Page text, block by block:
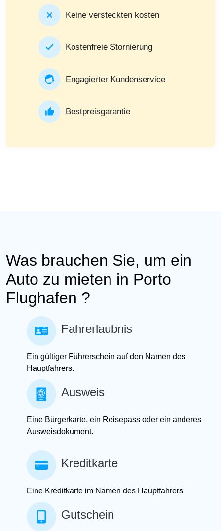
Keine versteckten kosten
Kostenfreie Stornierung
Engagierter Kundenservice
Bestpreisgarantie
Was brauchen Sie, um ein
Auto zu mieten in Porto
Flughafen ?
Fahrerlaubnis
Ein gültiger Führerschein auf den Namen des
Hauptfahrers.
Ausweis
Eine Bürgerkarte, ein Reisepass oder ein anderes
Ausweisdokument.
Kreditkarte
Eine Kreditkarte im Namen des Hauptfahrers.
Gutschein